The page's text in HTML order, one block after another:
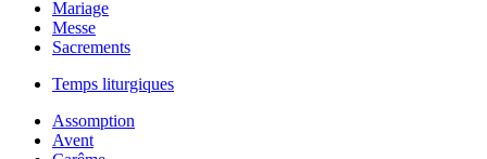
Mariage
Messe
Sacrements
Temps liturgiques
Assomption
Avent